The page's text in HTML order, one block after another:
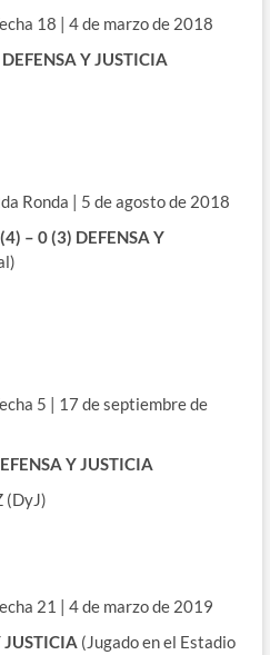
18 | 4 de marzo de 2018
Y JUSTICIA
Ronda | 5 de agosto de 2018
– 0 (3) DEFENSA Y
5 | 17 de septiembre de
Y JUSTICIA
(DyJ)
21 | 4 de marzo de 2019
JUSTICIA (Jugado en el Estadio